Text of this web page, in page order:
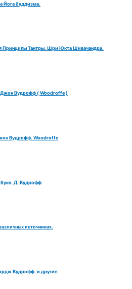
Йога буддизма.
Принципы Тантры. Шри Юкта Шивачандра.
Джон Вудрофф ( Woodroffe )
Вудрофф. Woodroffe
букв. Д. Вудрофф
источниках.
Вудрофф. и другие.